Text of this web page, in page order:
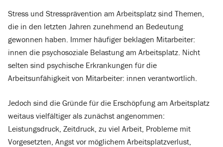
Stress und Stressprävention am Arbeitsplatz sind Themen,
die in den letzten Jahren zunehmend an Bedeutung
gewonnen haben. Immer häufiger beklagen Mitarbeiter:
innen die psychosoziale Belastung am Arbeitsplatz. Nicht
selten sind psychische Erkrankungen für die
Arbeitsunfähigkeit von Mitarbeiter: innen verantwortlich.
Jedoch sind die Gründe für die Erschöpfung am Arbeitsplatz
weitaus vielfältiger als zunächst angenommen:
Leistungsdruck, Zeitdruck, zu viel Arbeit, Probleme mit
Vorgesetzten, Angst vor möglichem Arbeitsplatzverlust,